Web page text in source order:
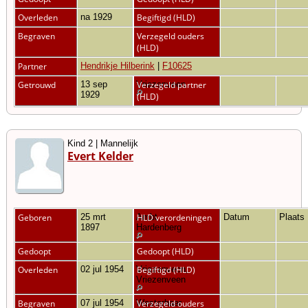
Overleden
na 1929
Begiftigd (HLD)
Begraven
Verzegeld ouders
(HLD)
Partner
Hendrikje Hilberink F10625
Getrouwd
13 sep
1929
Vriezenveen
Verzegeld partner
(HLD)
Kind 2 | Mannelijk
Evert Kelder
Geboren
25 mrt
1897
Ambt
Hardenberg
HLD verordeningen Datum Plaats
Gedoopt
Gedoopt (HLD)
Overleden
02 jul 1954
Vriezenveen,
Vriezenveen
Begiftigd (HLD)
Begraven 07 jul 1954 Westerhaar
Verzegeld ouders